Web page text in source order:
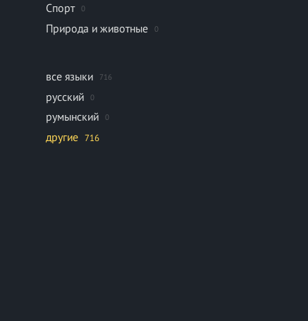
Спорт 0
Природа и животные 0
все языки 716
русский 0
румынский 0
другие 716